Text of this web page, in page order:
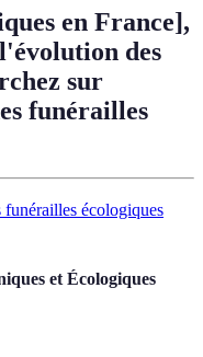
en France],
des
sur
funérailles
funérailles écologiques
et Écologiques